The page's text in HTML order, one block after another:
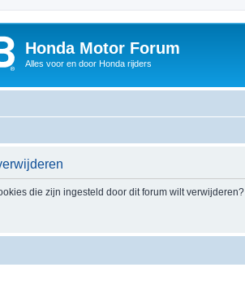
Honda Motor Forum
Alles voor en door Honda rijders
die zijn ingesteld door dit forum wilt verwijderen?